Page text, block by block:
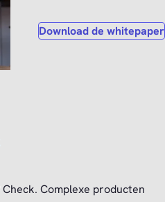
Download de whitepaper
Complexe producten